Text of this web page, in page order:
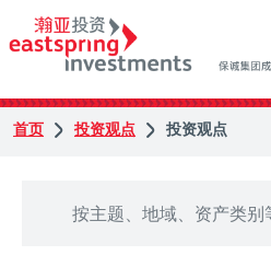
首页 投资观点 投资观点